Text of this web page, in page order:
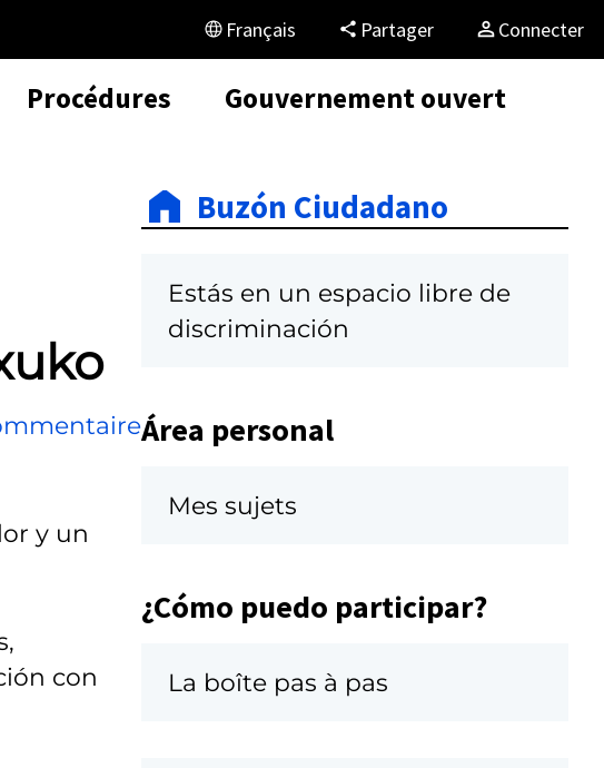
Français Partager Connecter
Procédures Gouvernement ouvert
y un
con
Buzón Ciudadano
Estás en un espacio libre de
discriminación
Área personal
Mes sujets
¿Cómo puedo participar?
La boîte pas à pas